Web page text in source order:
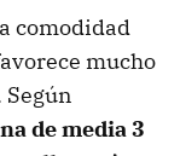
comodidad
mucho
de media 3